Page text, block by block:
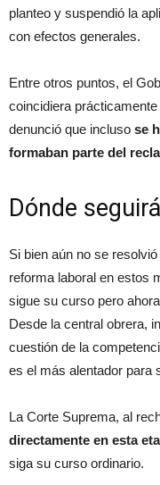
planteo y suspendió la
con efectos generales.
Entre otros puntos, el
coincidiera
denunció que incluso se
formaban parte del
Dónde
Si bien aún no se
reforma laboral en estos
sigue su curso pero
Desde la central obrera,
cuestión de la
es el más alentador para
La Corte Suprema, al
directamente en esta
siga su curso ordinario.